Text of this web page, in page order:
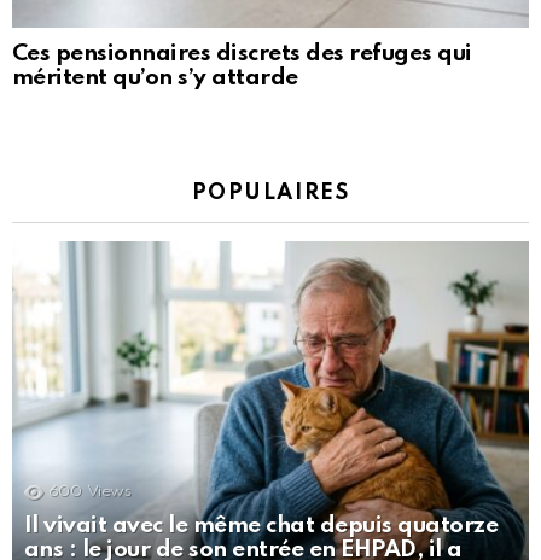
Ces pensionnaires discrets des refuges qui
méritent qu’on s’y attarde
POPULAIRES
600 Views
Il vivait avec le même chat depuis quatorze
ans : le jour de son entrée en EHPAD, il a